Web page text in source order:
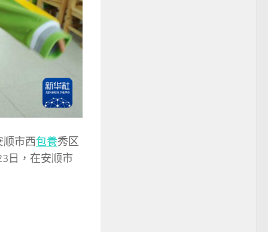
顺市西包養秀区
日，在安顺市